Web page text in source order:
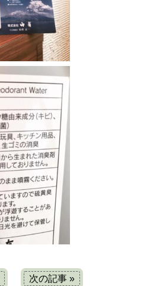
次の記事 »